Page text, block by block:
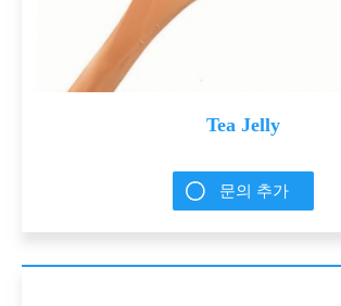
Tea Jelly
문의 추가